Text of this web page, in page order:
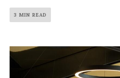
3 MIN READ